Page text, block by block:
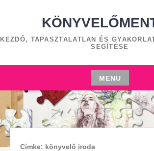
KEZDŐ, TAPASZTALATLAN ÉS
SEGÍTÉSE
MENU
Skip
to
content
Címke: könyvelő iroda